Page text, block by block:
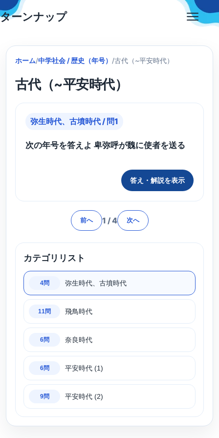
Skip
to
ターンナップ
ホーム/中学社会 / 歴史（年号） /古代（~平安時代）
古代（~平安時代）
弥生時代、古墳時代 / 問1
次の年号を答えよ 卑弥呼が魏に使者を送る
答え・解説を表示
前へ 1 /4 次へ
カテゴリリスト
4問 弥生時代、古墳時代
11問 飛鳥時代
6問 奈良時代
6問 平安時代 (1)
9問 平安時代 (2)